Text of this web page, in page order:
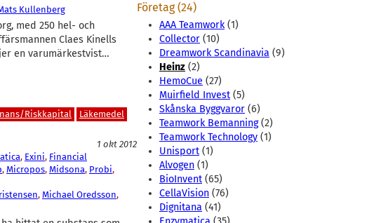
Kullenberg
med 250 hel- och
Claes Kinells
en varumärkestvist…
Riskkapital
Läkemedel
1 okt 2012
, Exini, Financial
, Micropos, Midsona, Probi
, Michael Oredsson
Företag (24)
AAA Teamwork(1)
Collector (10)
Dreamwork Scandinavia (9)
Heinz (2)
HemoCue (27)
Muirfield Invest (5)
Skånska Byggvaror (6)
Teamwork Bemanning(2)
Teamwork Technology (1)
Unisport (1)
Alvogen (1)
BioInvent (65)
CellaVision (76)
Dignitana (41)